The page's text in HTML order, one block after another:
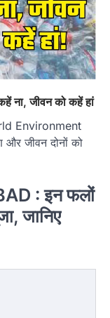
ना, जीवन को कहें हां
Environment
और जीवन दोनों को
: इन फलों
जानिए